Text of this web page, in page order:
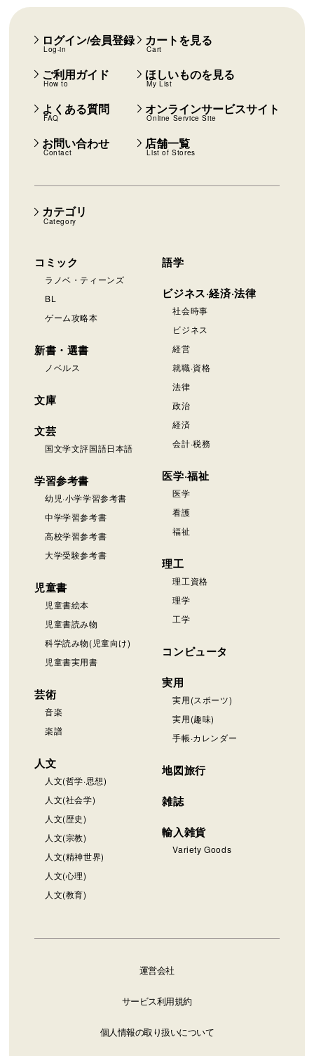
カテゴリ
Category
コミック
ラノベ・ティーンズ
BL
ゲーム攻略本
新書・選書
ノベルス
文庫
文芸
国文学文評国語日本語
学習参考書
幼児·小学学習参考書
中学学習参考書
高校学習参考書
大学受験参考書
児童書
児童書絵本
児童書読み物
科学読み物(児童向け)
児童書実用書
芸術
音楽
楽譜
人文
人文(哲学·思想)
人文(社会学)
人文(歴史)
人文(宗教)
人文(精神世界)
人文(心理)
人文(教育)
語学
ビジネス·経済·法律
社会時事
ビジネス
経営
就職·資格
法律
政治
経済
会計·税務
医学·福祉
医学
看護
福祉
理工
理工資格
理学
工学
コンピュータ
実用
実用(スポーツ)
実用(趣味)
手帳·カレンダー
地図旅行
雑誌
輸入雑貨
Variety Goods
ログイン/会員登録
Log-in
カートを見る
Cart
ご利用ガイド
How to
ほしいものを見る
My List
よくある質問
FAQ
オンラインサービスサイト
Online Service Site
お問い合わせ
Contact
店舗一覧
List of Stores
運営会社
サービス利用規約
個人情報の取り扱いについて